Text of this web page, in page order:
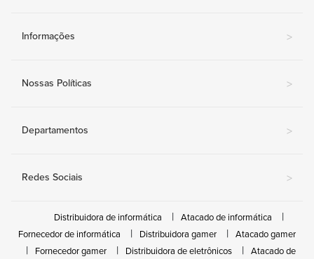
Informações >
Nossas Políticas >
Departamentos >
Redes Sociais >
Distribuidora de informática
Atacado de informática
Fornecedor de informática
Distribuidora gamer
Atacado gamer
Fornecedor gamer
Distribuidora de eletrônicos
Atacado de